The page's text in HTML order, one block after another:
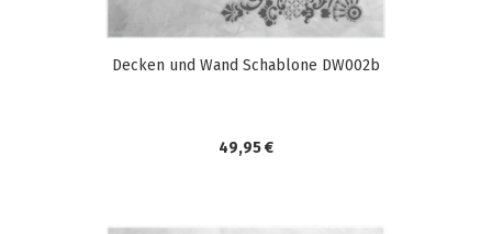
Decken und Wand Schablone DW002b
49,95 €